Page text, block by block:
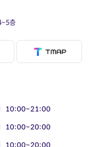
10:00~21:00
10:00~20:00
10:00~20:00
층